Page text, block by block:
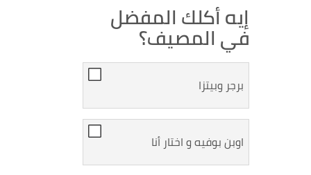
إيه أكلك المفضل
في المصيف؟
برجر وبيتزا
اوبن بوفيه و اختار أنا